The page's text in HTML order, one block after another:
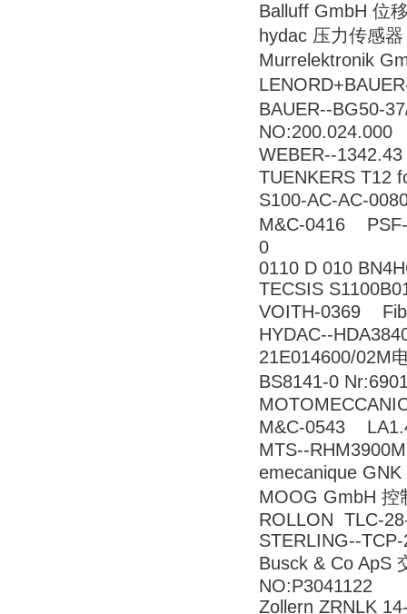
Balluff GmbH 位
hydac 压力传感
Murrelektronik
BAUER--BG50-
NO:200.024.000
WEBER--
TUENKERS T12
S100-AC-AC-
M&C-0416
0
0110 D 010
TECSIS
VOITH-0369
HYDAC--
21E014600/02M
BS8141-0
M&C-0543
MTS--
emecanique GNK
MOOG GmbH 控
ROLLON TLC-
STERLING--
Busck & Co ApS
NO:P3041122
Zollern